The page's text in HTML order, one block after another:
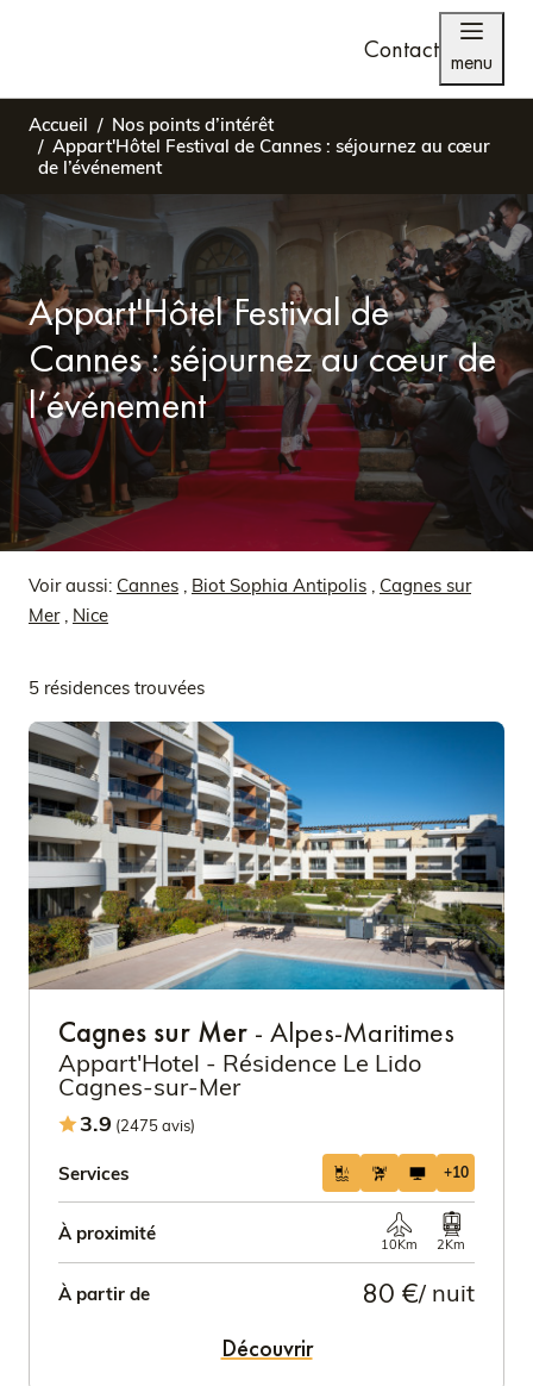
Contact menu
Accueil
Nos points d’intérêt
Appart'Hôtel Festival de Cannes : séjournez au cœur
de l’événement
Appart'Hôtel Festival de
Cannes : séjournez au cœur de
l’événement
Voir aussi: Cannes , Biot Sophia Antipolis , Cagnes sur
Mer, Nice
5 résidences trouvées
Cagnes sur Mer - Alpes-Maritimes
Appart'Hotel - Résidence Le Lido
Cagnes-sur-Mer
3.9 (2475 avis)
Services +10
À proximité
10Km 2Km
À partir de 80 €/ nuit
Découvrir